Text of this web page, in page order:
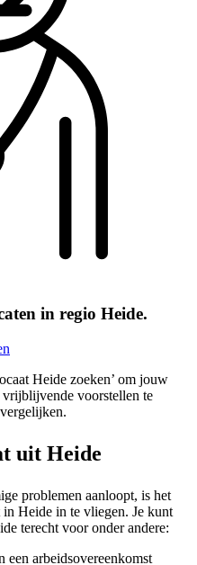
in regio Heide.
Heide zoeken’ om jouw
vrijblijvende voorstellen te
uit Heide
problemen aanloopt, is het
in Heide in te vliegen. Je kunt
terecht voor onder andere:
een arbeidsovereenkomst